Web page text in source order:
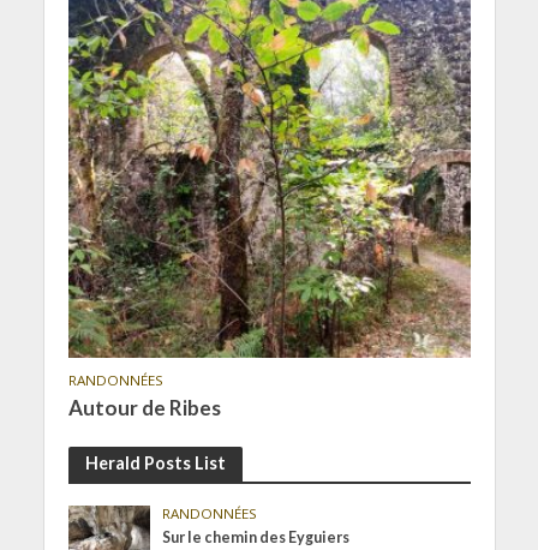
RANDONNÉES
Autour de Ribes
Herald Posts List
RANDONNÉES
Sur le chemin des Eyguiers